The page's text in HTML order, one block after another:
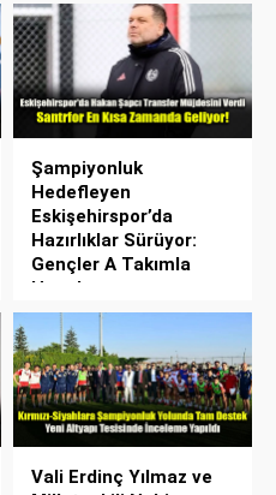
Şampiyonluk
Hedefleyen
Eskişehirspor’da
Hazırlıklar Sürüyor:
Gençler A Takımla
Hazırlanıyor
Vali Erdinç Yılmaz ve